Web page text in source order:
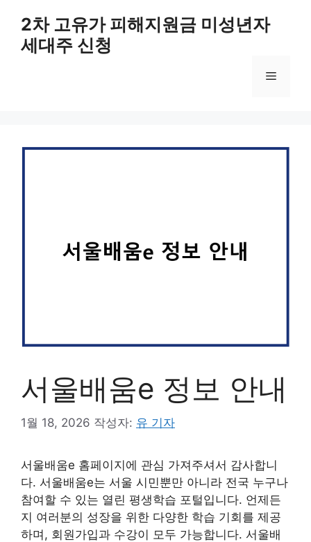
2차 고유가 피해지원금 미성년자
세대주 신청
메
서울배움e 정보 안내
1월 18, 2026 작성자: 유 기자
서울배움e 홈페이지에 관심 가져주셔서 감사합니
다. 서울배움e는 서울 시민뿐만 아니라 전국 누구나
참여할 수 있는 열린 평생학습 포털입니다. 언제든
지 여러분의 성장을 위한 다양한 학습 기회를 제공
하며, 회원가입과 수강이 모두 가능합니다. 서울배